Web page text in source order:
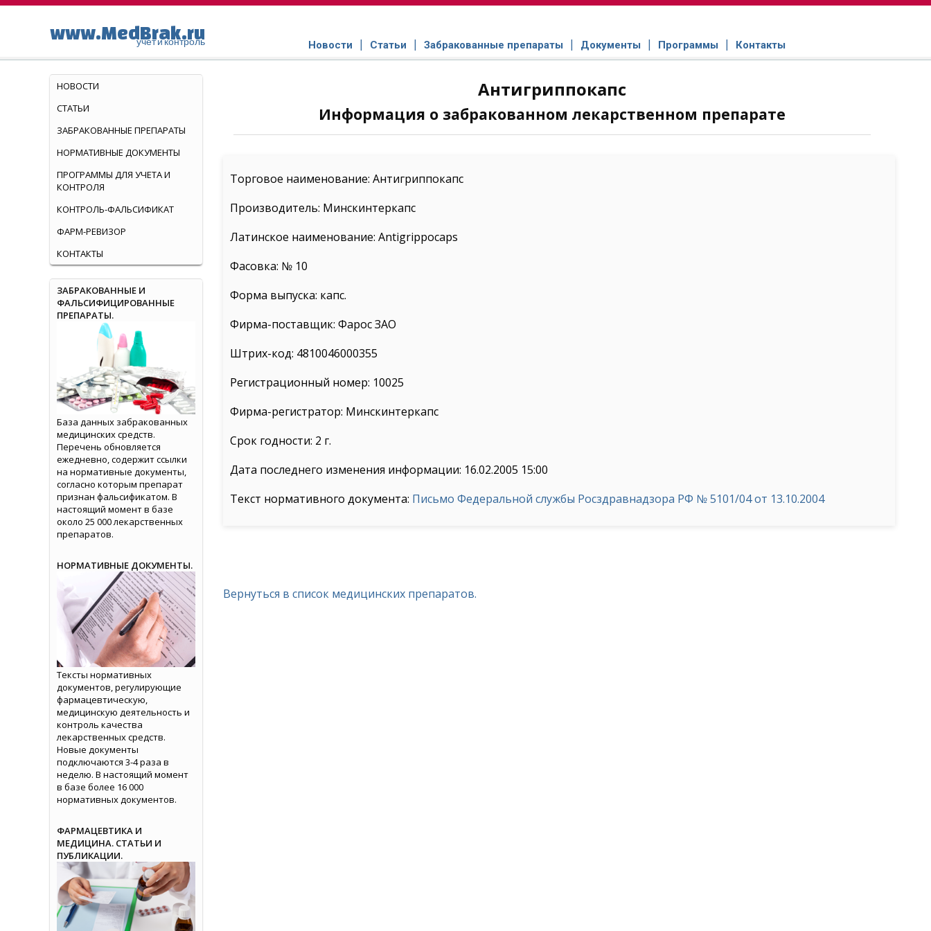
www.MedBrak.ru
учет и контроль Новости Статьи Забракованные препараты Документы Программы Контакты
Антигриппокапс
Информация о забракованном лекарственном препарате
Торговое наименование: Антигриппокапс
Производитель: Минскинтеркапс
Латинское наименование: Antigrippocaps
Фасовка: № 10
Форма выпуска: капс.
Фирма-поставщик: Фарос ЗАО
Штрих-код: 4810046000355
Регистрационный номер: 10025
Фирма-регистратор: Минскинтеркапс
Срок годности: 2 г.
Дата последнего изменения информации: 16.02.2005 15:00
Текст нормативного документа: Письмо Федеральной службы Росздравнадзора РФ № 5101/04 от 13.10.2004
Вернуться в список медицинских препаратов.
НОВОСТИ
СТАТЬИ
ЗАБРАКОВАННЫЕ ПРЕПАРАТЫ
НОРМАТИВНЫЕ ДОКУМЕНТЫ
ПРОГРАММЫ ДЛЯ УЧЕТА И
КОНТРОЛЯ
КОНТРОЛЬ-ФАЛЬСИФИКАТ
ФАРМ-РЕВИЗОР
КОНТАКТЫ
ЗАБРАКОВАННЫЕ И
ФАЛЬСИФИЦИРОВАННЫЕ
ПРЕПАРАТЫ.
База данных забракованных
медицинских средств.
Перечень обновляется
ежедневно, содержит ссылки
на нормативные документы,
согласно которым препарат
признан фальсификатом. В
настоящий момент в базе
около 25 000 лекарственных
препаратов.
НОРМАТИВНЫЕ ДОКУМЕНТЫ.
Тексты нормативных
документов, регулирующие
фармацевтическую,
медицинскую деятельность и
контроль качества
лекарственных средств.
Новые документы
подключаются 3-4 раза в
неделю. В настоящий момент
в базе более 16 000
нормативных документов.
ФАРМАЦЕВТИКА И
МЕДИЦИНА. СТАТЬИ И
ПУБЛИКАЦИИ.